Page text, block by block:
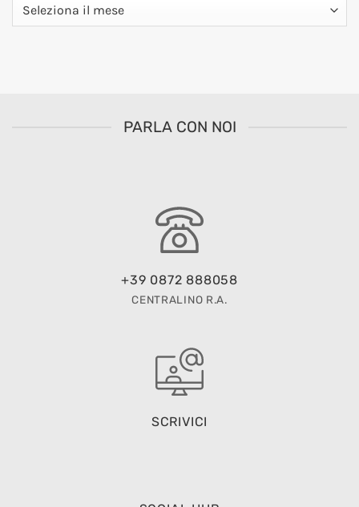
PARLA CON NOI
+39 0872 888058
CENTRALINO R.A.
SCRIVICI